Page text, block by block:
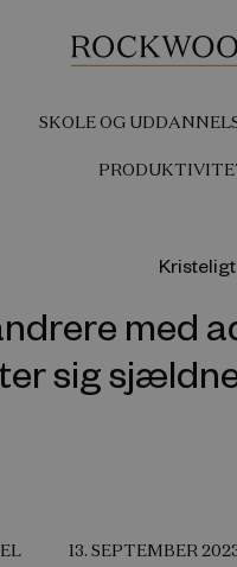
SKOLE OG
med
sig
13. SEPTEMBER